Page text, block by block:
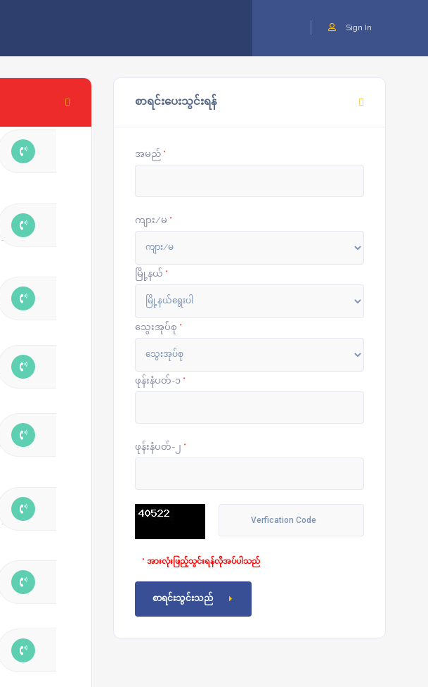
Sign In
စာရင်းပေးသွင်းရန်
အမည် *
ကျား/မ *
မြို့နယ် *
သွေးအုပ်စု *
ဖုန်းနံပတ်-၁ *
ဖုန်းနံပတ်-၂ *
* အားလုံးဖြည့်သွင်းရန်လိုအပ်ပါသည်
စာရင်းသွင်းသည်